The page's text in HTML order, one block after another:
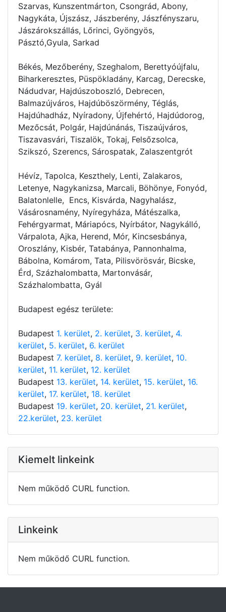
Szarvas, Kunszentmárton, Csongrád, Abony,
Nagykáta, Újszász, Jászberény, Jászfényszaru,
Jászárokszállás, Lőrinci, Gyöngyös,
Pásztó,Gyula, Sarkad
Békés, Mezőberény, Szeghalom, Berettyóújfalu,
Biharkeresztes, Püspökladány, Karcag, Derecske,
Nádudvar, Hajdúszoboszló, Debrecen,
Balmazújváros, Hajdúböszörmény, Téglás,
Hajdúhadház, Nyíradony, Újfehértó, Hajdúdorog,
Mezőcsát, Polgár, Hajdúnánás, Tiszaújváros,
Tiszavasvári, Tiszalök, Tokaj, Felsőzsolca,
Szikszó, Szerencs, Sárospatak, Zalaszentgrót
Hévíz, Tapolca, Keszthely, Lenti, Zalakaros,
Letenye, Nagykanizsa, Marcali, Böhönye, Fonyód,
Balatonlelle, Encs, Kisvárda, Nagyhalász,
Vásárosnamény, Nyíregyháza, Mátészalka,
Fehérgyarmat, Máriapócs, Nyírbátor, Nagykálló,
Várpalota, Ajka, Herend, Mór, Kincsesbánya,
Oroszlány, Kisbér, Tatabánya, Pannonhalma,
Bábolna, Komárom, Tata, Pilisvörösvár, Bicske,
Érd, Százhalombatta, Martonvásár,
Százhalombatta, Gyál
Budapest egész területe:
Budapest 1. kerület, 2. kerület, 3. kerület, 4.
kerület, 5. kerület, 6. kerület
Budapest 7. kerület, 8. kerület, 9. kerület, 10.
kerület, 11. kerület, 12. kerület
Budapest 13. kerület, 14. kerület, 15. kerület, 16.
kerület, 17. kerület, 18. kerület
Budapest 19. kerület, 20. kerület, 21. kerület,
22.kerület, 23. kerület
Kiemelt linkeink
Nem működő CURL function.
Linkeink
Nem működő CURL function.